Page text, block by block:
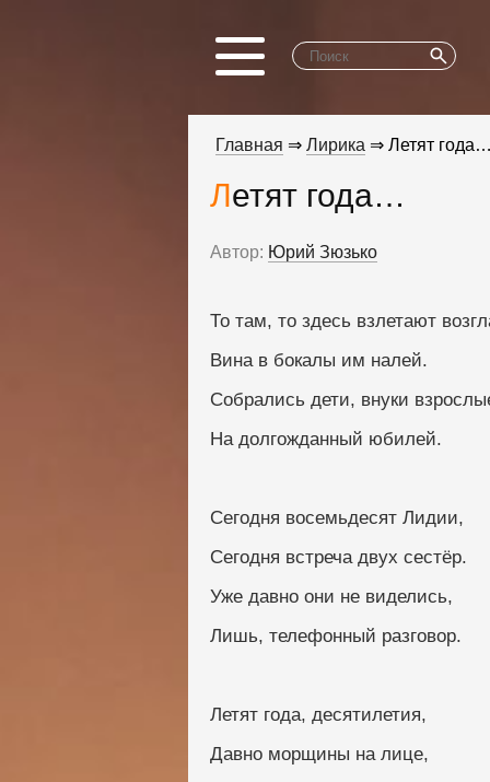
Главная ⇒ Лирика ⇒ Летят
Летят года…
Автор: Юрий Зюзько
То там, то здесь взлетают
Вина в бокалы им налей.
Собрались дети, внуки
На долгожданный юбилей.
Сегодня восемьдесят Лидии,
Сегодня встреча двух сестёр.
Уже давно они не виделись,
Лишь, телефонный разговор.
Летят года, десятилетия,
Давно морщины на лице,